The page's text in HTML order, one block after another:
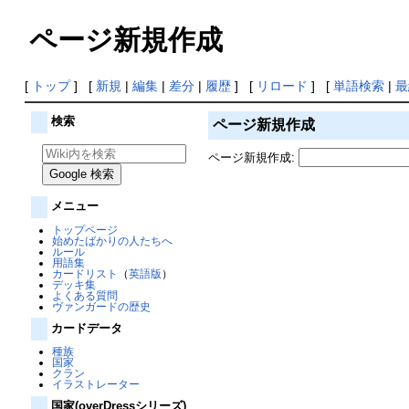
ページ新規作成
[ トップ] [ 新規 | 編集| 差分| 履歴] [ リロード ] [ 単語検索|
検索
メニュー
トップページ
始めたばかりの人たちへ
ルール
用語集
カードリスト
（英語版 ）
デッキ集
よくある質問
ヴァンガードの歴史
カードデータ
種族
国家
クラン
イラストレーター
国家(overDressシリーズ)
ページ新規作成
ページ新規作成: